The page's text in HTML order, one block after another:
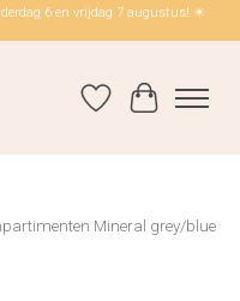
6 en vrijdag 7 augustus! ☀
Verlanglijst
Mineral grey/blue